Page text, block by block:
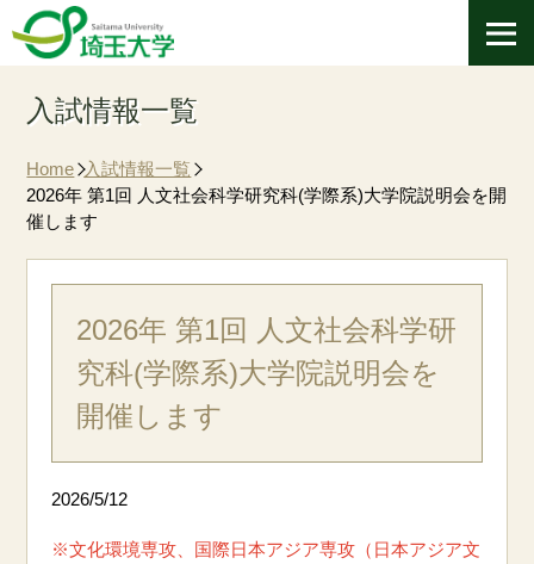
入試情報一覧
Home 入試情報一覧
2026年 第1回 人文社会科学研究科(学際系)大学院説明会を開
催します
2026年 第1回 人文社会科学研
究科(学際系)大学院説明会を
開催します
2026/5/12
※文化環境専攻、国際日本アジア専攻（日本アジア文